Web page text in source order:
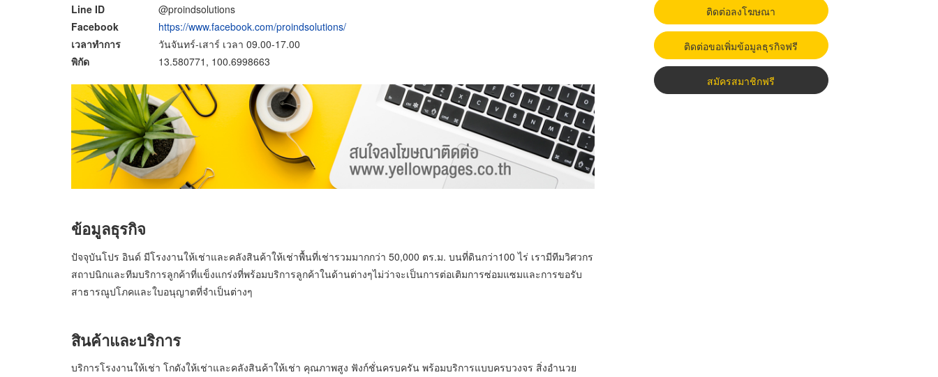
Line ID
@proindsolutions
Facebook
https://www.facebook.com/proindsolutions/
เวลาทำการ
วันจันทร์-เสาร์ เวลา 09.00-17.00
พิกัด
13.580771, 100.6998663
ข้อมูลธุรกิจ
ปัจจุบันโปร อินด์ มีโรงงานให้เช่าและคลังสินค้าให้เช่าพื้นที่เช่ารวมมากกว่า 50,000 ตร.ม. บนที่ดินกว่า100 ไร่ เรามีทีมวิศวกร
สถาปนิกและทีมบริการลูกค้าที่แข็งแกร่งที่พร้อมบริการลูกค้าในด้านต่างๆไม่ว่าจะเป็นการต่อเติมการซ่อมแซมและการขอรับ
สาธารณูปโภคและใบอนุญาตที่จำเป็นต่างๆ
สินค้าและบริการ
บริการโรงงานให้เช่า โกดังให้เช่าและคลังสินค้าให้เช่า คุณภาพสูง ฟังก์ชั่นครบครัน พร้อมบริการแบบครบวงจร สิ่งอำนวย
ติดต่อลงโฆษณา
ติดต่อขอเพิ่มข้อมูลธุรกิจฟรี
สมัครสมาชิกฟรี